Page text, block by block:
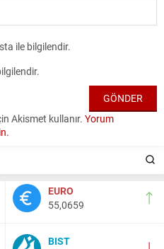
EURO
55,0659
BIST
ile bilgilendir.
Akismet kullanır. Yorum